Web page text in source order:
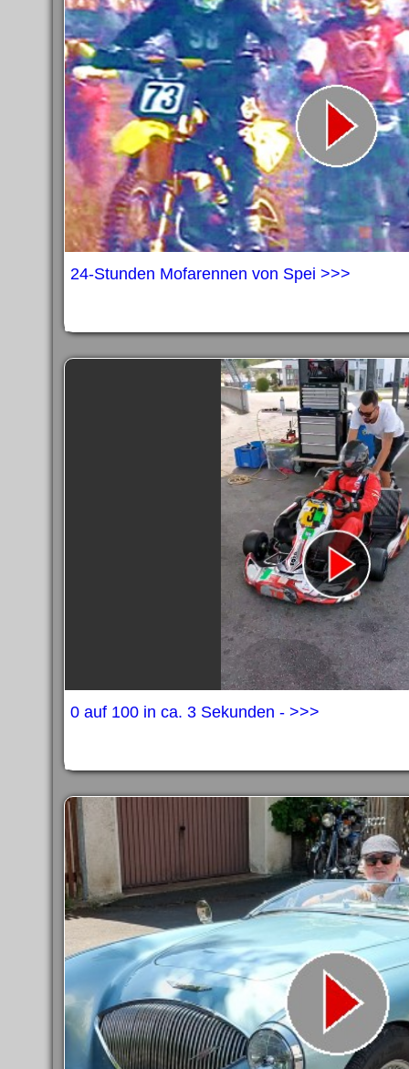
24-Stunden Mofarennen von Spei >>>
0 auf 100 in ca. 3 Sekunden - >>>